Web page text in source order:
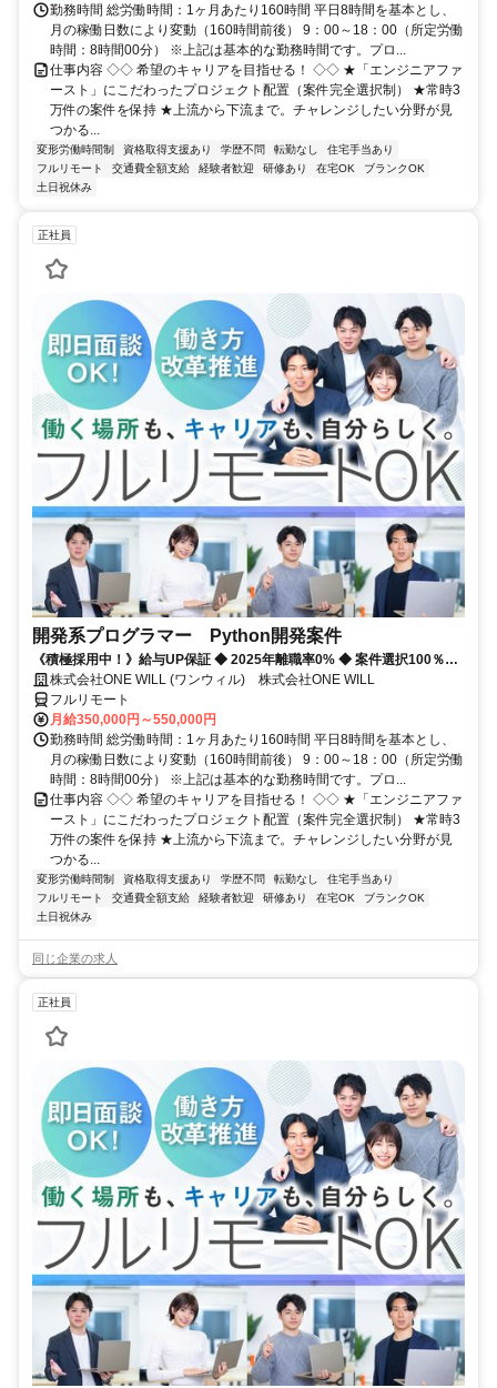
勤務時間 総労働時間：1ヶ月あたり160時間 平日8時間を基本とし、
月の稼働日数により変動（160時間前後） 9：00～18：00（所定労働
時間：8時間00分） ※上記は基本的な勤務時間です。プロ...
仕事内容 ◇◇ 希望のキャリアを目指せる！ ◇◇ ★「エンジニアファ
ースト」にこだわったプロジェクト配置（案件完全選択制） ★常時3
万件の案件を保持 ★上流から下流まで。チャレンジしたい分野が見
つかる...
変形労働時間制 資格取得支援あり 学歴不問 転勤なし
住宅手当あり
フルリモート
交通費全額支給 経験者歓迎 研修あり 在宅OK
ブランクOK
土日祝休み
正社員
開発系プログラマー Python開発案件
《積極採用中！》給与UP保証 ◆ 2025年離職率0% ◆ 案件選択100％！
◆ 平均残業7時間！
株式会社ONE WILL (ワンウィル) 株式会社ONE WILL
フルリモート
月給350,000円～550,000円
勤務時間 総労働時間：1ヶ月あたり160時間 平日8時間を基本とし、
月の稼働日数により変動（160時間前後） 9：00～18：00（所定労働
時間：8時間00分） ※上記は基本的な勤務時間です。プロ...
仕事内容 ◇◇ 希望のキャリアを目指せる！ ◇◇ ★「エンジニアファ
ースト」にこだわったプロジェクト配置（案件完全選択制） ★常時3
万件の案件を保持 ★上流から下流まで。チャレンジしたい分野が見
つかる...
変形労働時間制 資格取得支援あり 学歴不問 転勤なし
住宅手当あり
フルリモート
交通費全額支給 経験者歓迎 研修あり 在宅OK
ブランクOK
土日祝休み
同じ企業の求人
正社員